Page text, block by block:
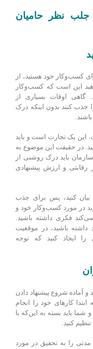
نظر حامیان
کسب‌وکار خود هستید، از
دهید این است که کسب‌وکار
گاهی اوقات بسیاری از
جذب کنند بدون اینکه درک
این یک تجارت است و باید
در حقیقت این موضوع به
باید درک روشنی از
و ارزش پیشنهادی
بیان کنید، پس برای جذب
فکری داشته باشید.
باشید، در موقعیت
را ایجاد کنید که توجه